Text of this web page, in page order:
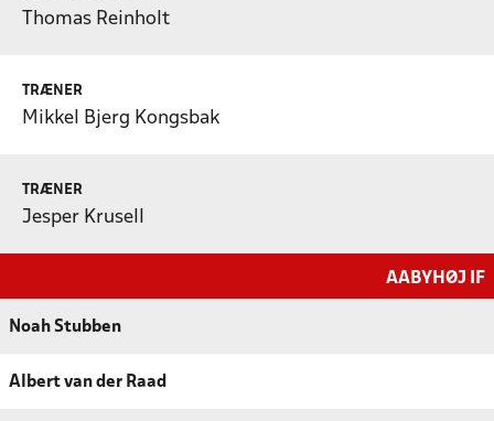
Thomas Reinholt
TRÆNER
Mikkel Bjerg Kongsbak
TRÆNER
Jesper Krusell
AABYHØJ IF
Noah Stubben
Albert van der Raad